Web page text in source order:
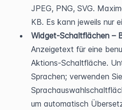
JPEG, PNG, SVG.
KB. Es kann jeweils nur
Widget-Schaltflächen –
Anzeigetext für eine
Aktions-Schaltfläche.
Sprachen; verwenden
um automatisch